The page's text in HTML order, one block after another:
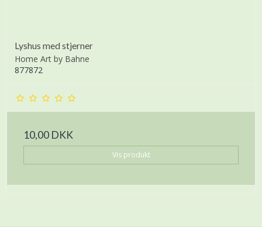
Lyshus med stjerner
Home Art by Bahne
877872
10,00 DKK
Vis produkt